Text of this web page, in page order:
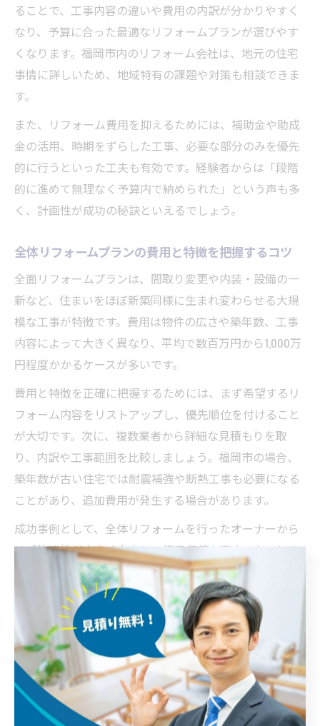
ることで、工事内容の違いや費用の内訳が分かりやすく
なり、予算に合った最適なリフォームプランが選びやす
くなります。福岡市内のリフォーム会社は、地元の住宅
事情に詳しいため、地域特有の課題や対策も相談できま
す。
また、リフォーム費用を抑えるためには、補助金や助成
金の活用、時期をずらした工事、必要な部分のみを優先
的に行うといった工夫も有効です。経験者からは「段階
的に進めて無理なく予算内で納められた」という声も多
く、計画性が成功の秘訣といえるでしょう。
全体リフォームプランの費用と特徴を把握するコツ
全面リフォームプランは、間取り変更や内装・設備の一
新など、住まいをほぼ新築同様に生まれ変わらせる大規
模な工事が特徴です。費用は物件の広さや築年数、工事
内容によって大きく異なり、平均で数百万円から1,000万
円程度かかるケースが多いです。
費用と特徴を正確に把握するためには、まず希望するリ
フォーム内容をリストアップし、優先順位を付けること
が大切です。次に、複数業者から詳細な見積もりを取
り、内訳や工事範囲を比較しましょう。福岡市の場合、
築年数が古い住宅では耐震補強や断熱工事も必要になる
ことがあり、追加費用が発生する場合があります。
成功事例として、全体リフォームを行ったオーナーから
は「快適性が大きく向上し、資産価値も高まった」との
声が聞かれます。一方で、予算超過や工期遅延のリスク
もあるため、契約前に工事内容や保証範囲をしっかり確
認することが肝心です。
部分リフォームと全面リフォームプランの違いとは
部分リフォームは、特定の部屋や設備のみを対象とした
改修で、費用や工期を抑えやすい点が特徴です。例え